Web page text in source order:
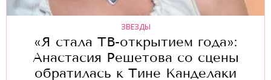
ЗВЕЗДЫ
«Я стала ТВ-открытием года»:
Анастасия Решетова со сцены
обратилась к Тине Канделаки